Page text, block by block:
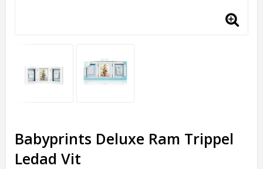
Babyprints Deluxe Ram Trippel
Ledad Vit